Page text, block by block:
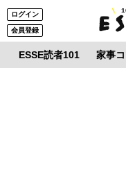
ログイン
会員登録
ESSE読者101 家事